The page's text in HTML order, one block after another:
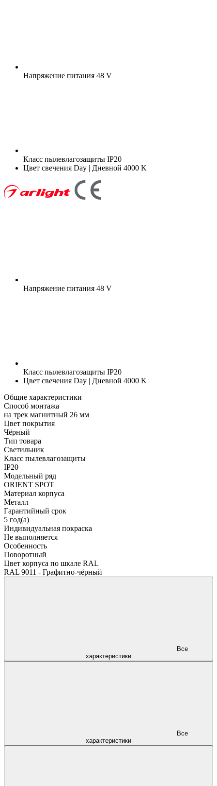
Напряжение питания 48 V
Класс пылевлагозащиты IP20
Цвет свечения Day | Дневной 4000 K
Напряжение питания 48 V
Класс пылевлагозащиты IP20
Цвет свечения Day | Дневной 4000 K
Общие характеристики
Способ монтажа
на трек магнитный 26 мм
Цвет покрытия
Чёрный
Тип товара
Светильник
Класс пылевлагозащиты
IP20
Модельный ряд
ORIENT SPOT
Материал корпуса
Металл
Гарантийный срок
5 год(а)
Индивидуальная покраска
Не выполняется
Особенность
Поворотный
Цвет корпуса по шкале RAL
RAL 9011 - Графитно-чёрный
характеристики
характеристики